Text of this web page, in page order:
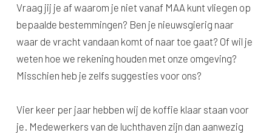
Vraag jij je af waarom je niet vanaf MAA kunt vliegen op
bepaalde bestemmingen? Ben je nieuwsgierig naar
waar de vracht vandaan komt of naar toe gaat? Of wil je
weten hoe we rekening houden met onze omgeving?
Misschien heb je zelfs suggesties voor ons?
Vier keer per jaar hebben wij de koffie klaar staan voor
je. Medewerkers van de luchthaven zijn dan aanwezig